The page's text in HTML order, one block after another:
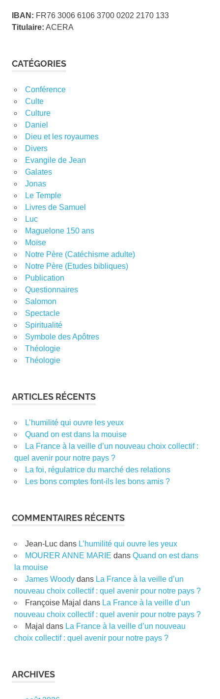
IBAN: FR76 3006 6106 3700 0202 2170 133
Titulaire: ACERA
CATÉGORIES
Conférence
Culte
Culture
Daniel
Dieu et les royaumes
Divers
Evangile de Jean
Galates
Jonas
Le Temple
Livres de Samuel
Luc
Maguelone 150 ans
Moïse
Notre Père (Catéchisme adulte)
Notre Père (Etudes bibliques)
Publication
Questionnaires
Salomon
Spectacle
Spiritualité
Symbole des Apôtres
Théologie
Théologie
ARTICLES RÉCENTS
L’humilité qui ouvre les yeux
Quand on est dans la mouise
La France à la veille d’un nouveau choix collectif :
quel avenir pour notre pays ?
La foi, régulatrice du marché des relations
Les bons comptes font-ils les bons amis ?
COMMENTAIRES RÉCENTS
Jean-Lucdans L’humilité qui ouvre les yeux
MOURER ANNE MARIE dans Quand on est dans
la mouise
James Woodydans La France à la veille d’un
nouveau choix collectif : quel avenir pour notre pays ?
Françoise Majal dans La France à la veille d’un
nouveau choix collectif : quel avenir pour notre pays ?
Majal dans La France à la veille d’un nouveau
choix collectif : quel avenir pour notre pays ?
ARCHIVES